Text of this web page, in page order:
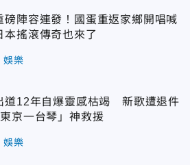
磅陣容連發！國蛋重返家鄉開唱喊
搖滾傳奇也來了
娛樂
道12年自爆靈感枯竭 新歌遭退件
京一台琴」神救援
娛樂